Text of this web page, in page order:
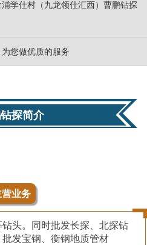
学仕村（九龙领仕汇西）曹鹏钻探
您做优质的服务
探简介
营业务
头。同时批发长探、北探钻
发宝钢、衡钢地质管材